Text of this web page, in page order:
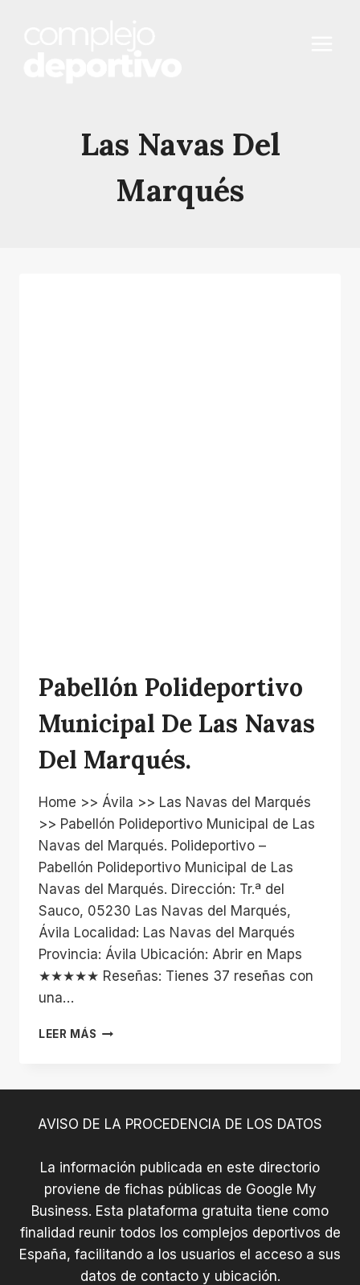
Las Navas Del
Marqués
Pabellón Polideportivo
Municipal De Las Navas
Del Marqués.
Home >> Ávila >> Las Navas del Marqués
>> Pabellón Polideportivo Municipal de Las
Navas del Marqués. Polideportivo –
Pabellón Polideportivo Municipal de Las
Navas del Marqués. Dirección: Tr.ª del
Sauco, 05230 Las Navas del Marqués,
Ávila Localidad: Las Navas del Marqués
Provincia: Ávila Ubicación: Abrir en Maps
★★★★★ Reseñas: Tienes 37 reseñas con
una…
LEER MÁS PABELLÓN
DEL
AVISO DE LA PROCEDENCIA DE LOS DATOS
La información publicada en este directorio
proviene de fichas públicas de Google My
Business. Esta plataforma gratuita tiene como
finalidad reunir todos los complejos deportivos de
España, facilitando a los usuarios el acceso a sus
datos de contacto y ubicación.